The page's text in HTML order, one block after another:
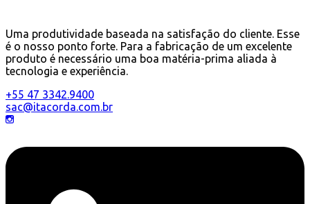
Uma produtividade baseada na satisfação do cliente. Esse
é o nosso ponto forte. Para a fabricação de um excelente
produto é necessário uma boa matéria-prima aliada à
tecnologia e experiência.
+55 47 3342.9400
sac@itacorda.com.br